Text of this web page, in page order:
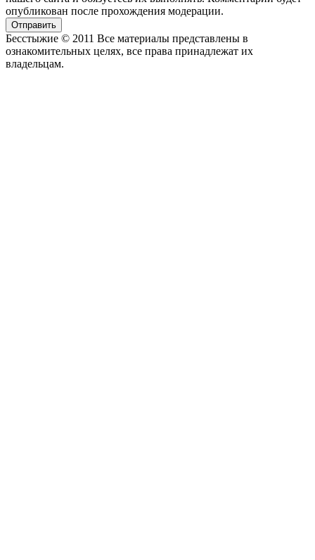
опубликован после прохождения модерации.
Отправить
Бесстыжие © 2011 Все материалы представлены в
ознакомительных целях, все права принадлежат их
владельцам.